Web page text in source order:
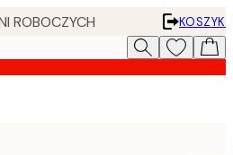
ROBOCZYCH
KOSZYK